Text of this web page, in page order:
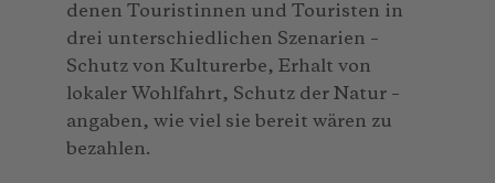
denen Touristinnen und Touristen in
drei unterschiedlichen Szenarien –
Schutz von Kulturerbe, Erhalt von
lokaler Wohlfahrt, Schutz der Natur –
angaben, wie viel sie bereit wären zu
bezahlen.